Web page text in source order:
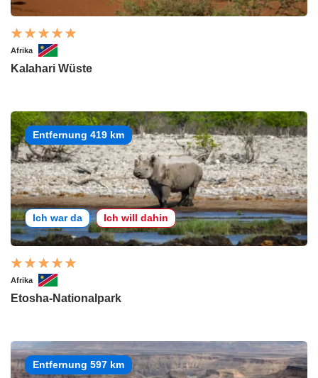
Afrika
Kalahari Wüste
Entfernung 419 km
Ich war da Ich will dahin
Afrika
Etosha-Nationalpark
Entfernung 597 km